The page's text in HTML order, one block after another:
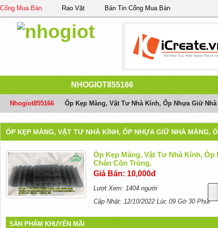
Cổng Mua Bán Rao Vặt Bản Tin Cổng Mua Bán
NHOGIOT855166
Nhogiot855166 Ốp Kẹp Màng, Vật Tư Nhà Kính, Ốp Nhựa Giữ
ỐP KẸP MÀNG, VẬT TƯ NHÀ KÍNH, ỐP NHỰA GIỮ NHÀ MÀNG,
Ốp Kẹp Màng, Vật Tư Nhà Kính,
Chắn Côn Trùng,
Giá Bán: 10,000đ
Lượt Xem: 1404 người
Cập Nhật: 12/10/2022 Lúc 09 Gờ 30 Phút
SẢN PHẨM KHUYẾN MÃI